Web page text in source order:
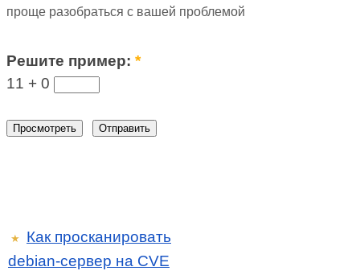
проще разобраться с вашей проблемой
Решите пример:*
11 + 0
★
Как просканировать
debian-сервер на CVE